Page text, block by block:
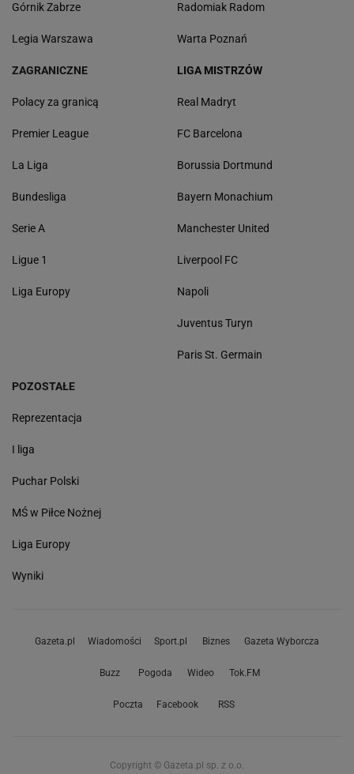
Górnik Zabrze
Legia Warszawa
Radomiak Radom
Warta Poznań
ZAGRANICZNE
Polacy za granicą
Premier League
La Liga
Bundesliga
Serie A
Ligue 1
Liga Europy
LIGA MISTRZÓW
Real Madryt
FC Barcelona
Borussia Dortmund
Bayern Monachium
Manchester United
Liverpool FC
Napoli
Juventus Turyn
Paris St. Germain
POZOSTAŁE
Reprezentacja
I liga
Puchar Polski
MŚ w Piłce Nożnej
Liga Europy
Wyniki
Gazeta.pl Wiadomości Sport.pl Biznes Gazeta Wyborcza
Buzz Pogoda Wideo Tok.FM
Poczta Facebook RSS
Copyright © Gazeta.pl sp. z o.o.